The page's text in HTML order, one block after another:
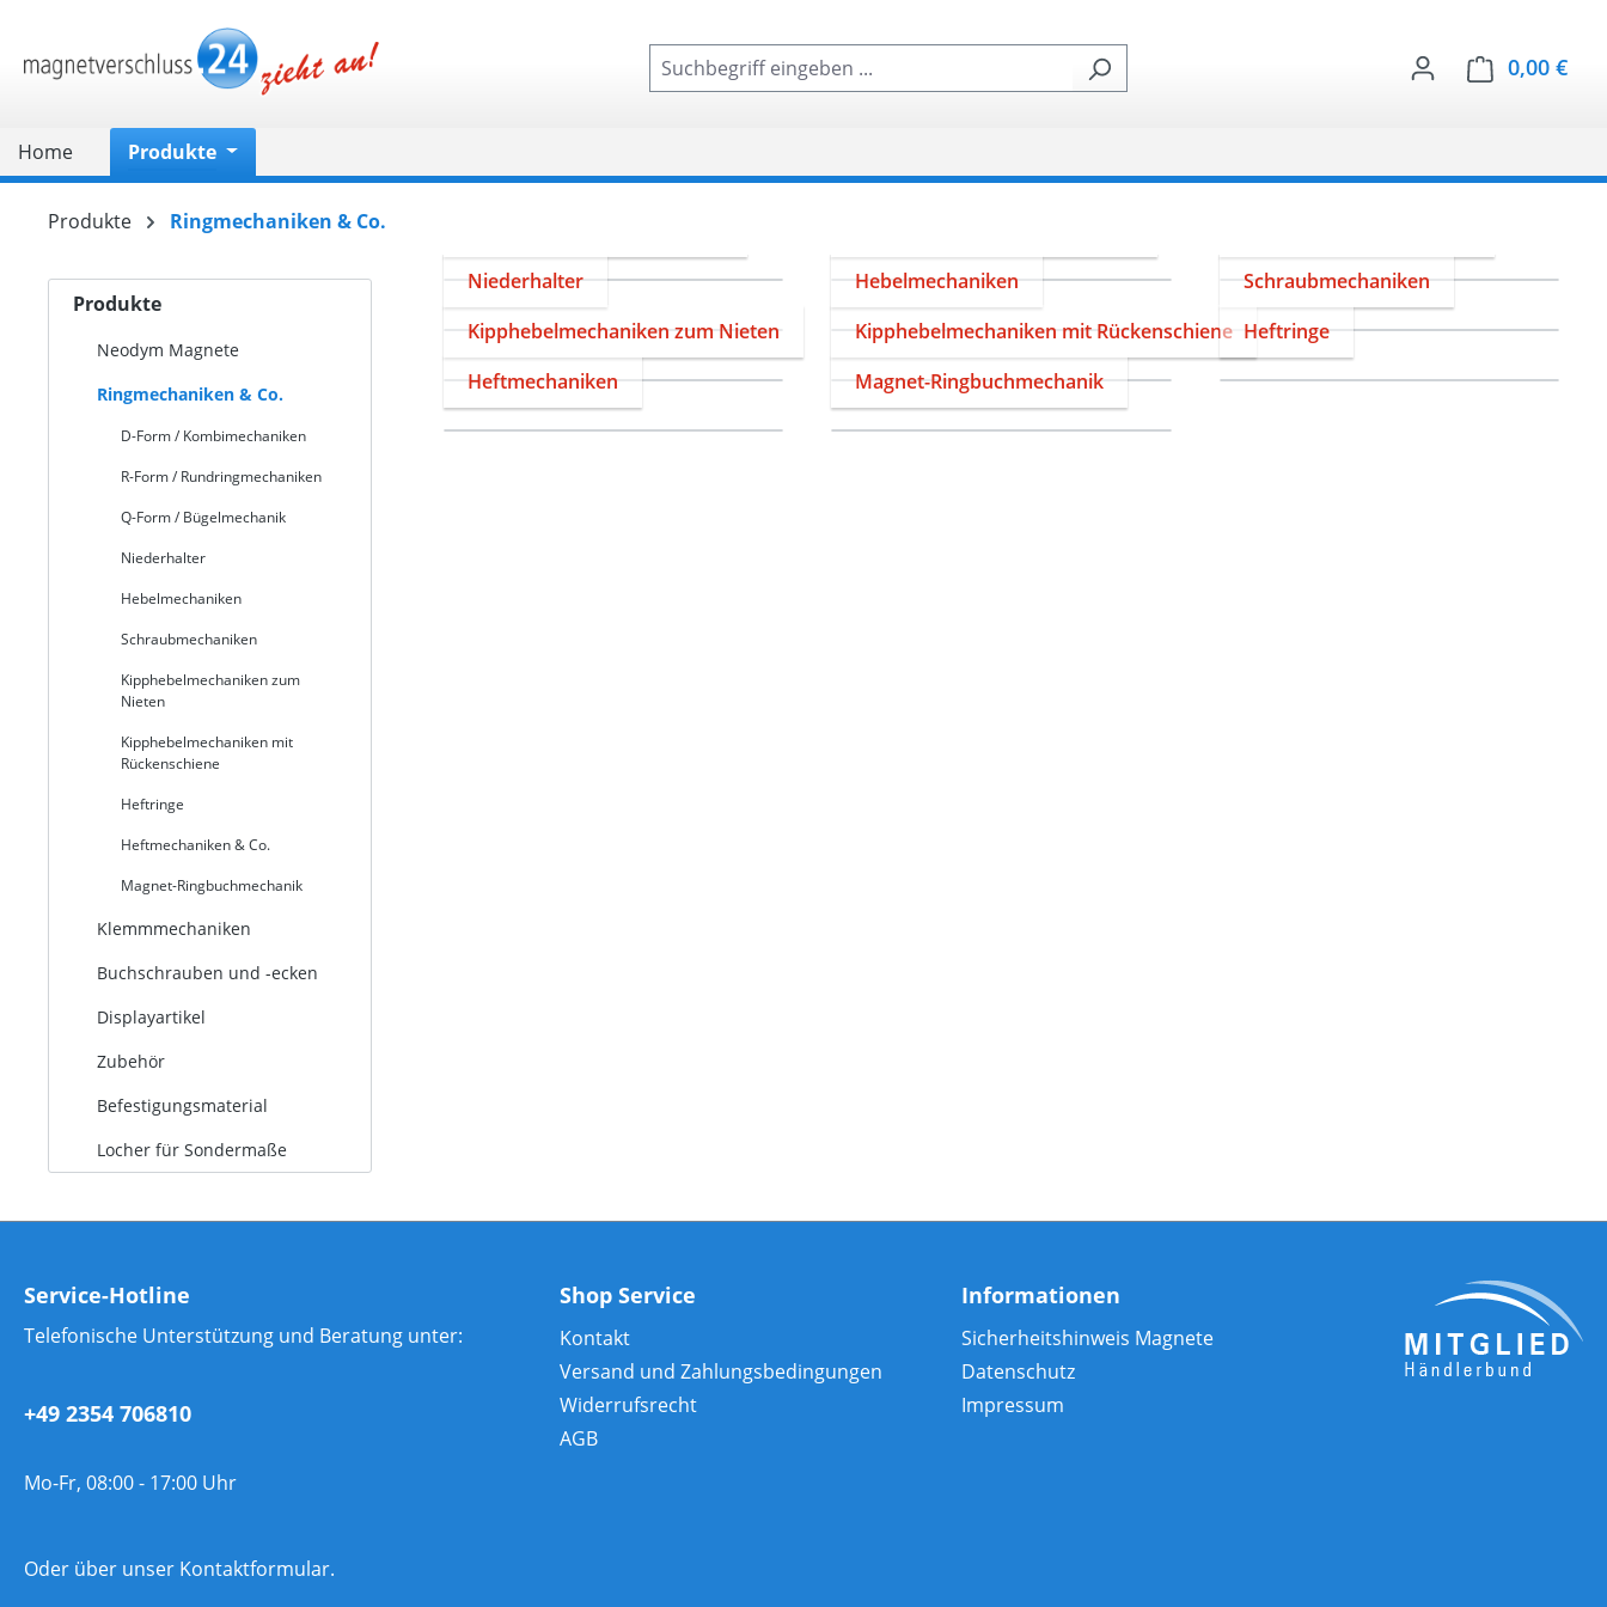
Zur Hauptnavigation springen
0,00 €
Home Produkte
Produkte Ringmechaniken & Co.
Produkte
Neodym Magnete
Ringmechaniken & Co.
D-Form / Kombimechaniken
R-Form / Rundringmechaniken
Q-Form / Bügelmechanik
Niederhalter
Hebelmechaniken
Schraubmechaniken
Kipphebelmechaniken zum
Nieten
Kipphebelmechaniken mit
Rückenschiene
Heftringe
Heftmechaniken & Co.
Magnet-Ringbuchmechanik
Klemmmechaniken
Buchschrauben und -ecken
Displayartikel
Zubehör
Befestigungsmaterial
Locher für Sondermaße
Niederhalter
Hebelmechaniken
Schraubmechaniken
Kipphebelmechaniken zum Nieten
Kipphebelmechaniken mit Rückenschiene Heftringe
Heftmechaniken
Magnet-Ringbuchmechanik
Service-Hotline
Telefonische Unterstützung und Beratung unter:
+49 2354 706810
Mo-Fr, 08:00 - 17:00 Uhr
Oder über unser Kontaktformular.
Shop Service
Kontakt
Versand und Zahlungsbedingungen
Widerrufsrecht
AGB
Informationen
Sicherheitshinweis Magnete
Datenschutz
Impressum